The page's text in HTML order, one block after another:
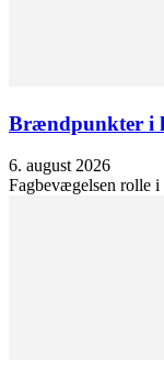
Brændpunkter i
6. august 2026
Fagbevægelsen rolle i